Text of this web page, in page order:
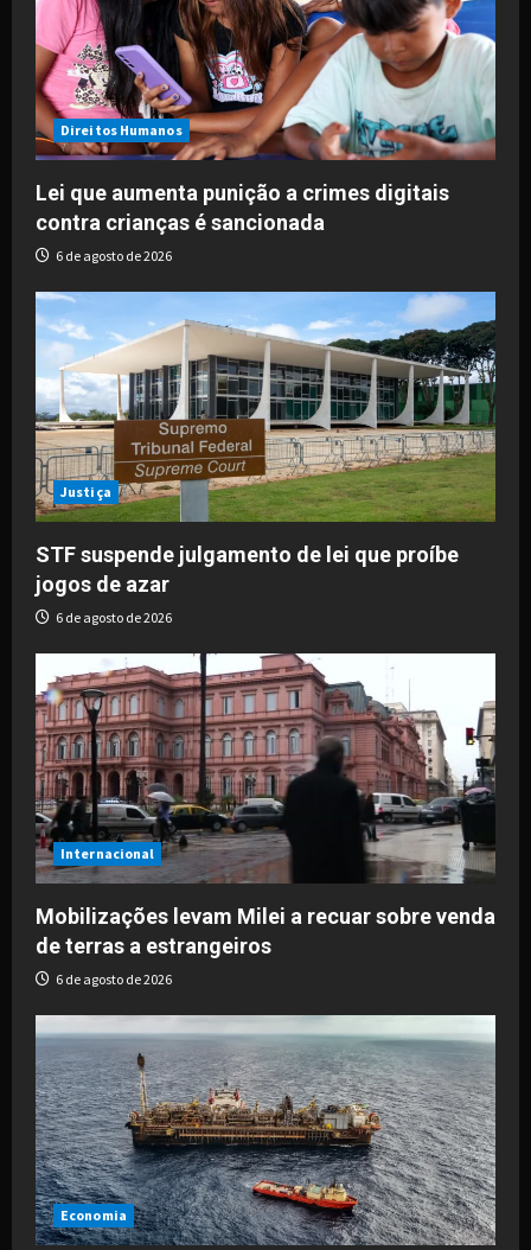
Direitos Humanos
Lei que aumenta punição a crimes digitais
contra crianças é sancionada
6 de agosto de 2026
Justiça
STF suspende julgamento de lei que proíbe
jogos de azar
6 de agosto de 2026
Internacional
Mobilizações levam Milei a recuar sobre venda
de terras a estrangeiros
6 de agosto de 2026
Economia